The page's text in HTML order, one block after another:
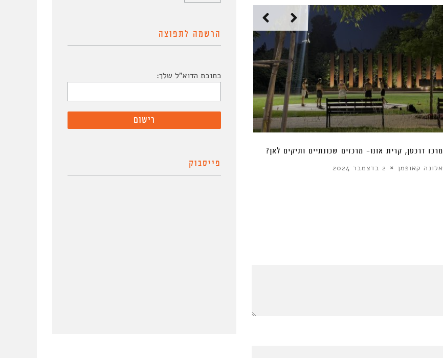
מרכז דרכטן, קרית אונו- מרכזים שכונתיים ותיקים לאן?
אלונה קאופמן 2 בדצמבר 2024
הרשמה לתפוצה
כתובת הדוא"ל שלך:
פייסבוק